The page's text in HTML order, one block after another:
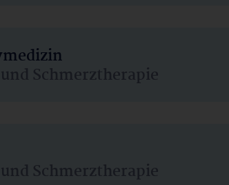
Schmerztherapie
Schmerztherapie